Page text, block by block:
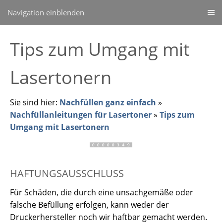
Navigation einblenden
Tips zum Umgang mit
Lasertonern
Sie sind hier: Nachfüllen ganz einfach »
Nachfüllanleitungen für Lasertoner» Tips zum
Umgang mit Lasertonern
HAFTUNGSAUSSCHLUSS
Für Schäden, die durch eine unsachgemäße oder
falsche Befüllung erfolgen, kann weder der
Druckerhersteller noch wir haftbar gemacht werden.